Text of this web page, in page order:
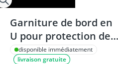
Garniture de bord en
U pour protection de
bord, 3m
disponible immédiatement
livraison gratuite